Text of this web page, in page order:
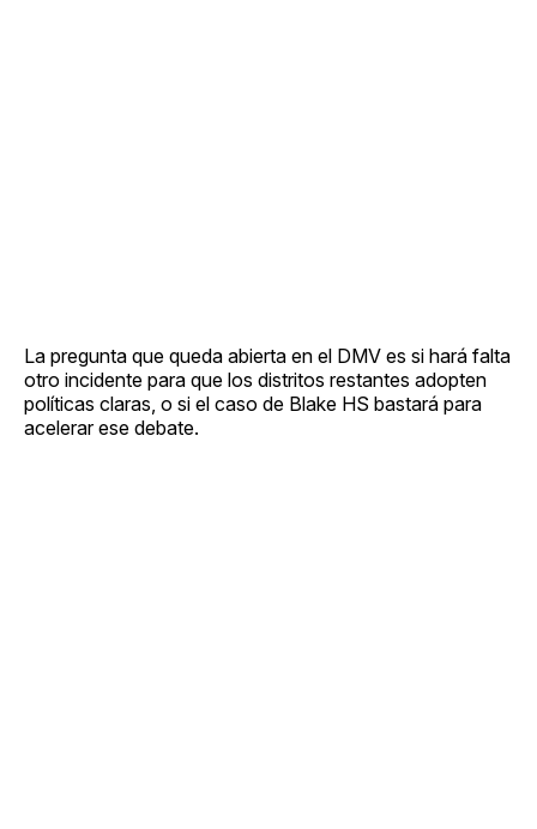
La pregunta que queda abierta en el DMV es si hará falta
otro incidente para que los distritos restantes adopten
políticas claras, o si el caso de Blake HS bastará para
acelerar ese debate.